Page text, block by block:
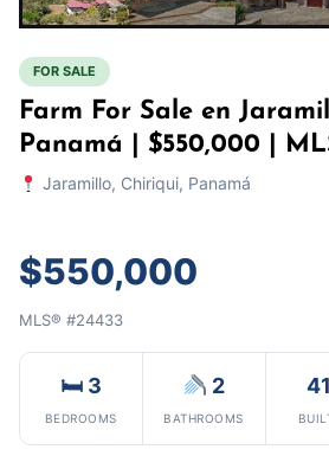
FOR SALE
Farm For Sale en
Panamá | $550,000 |
Jaramillo, Chiriqui, Panamá
$550,000
MLS® #24433
🛏 3
BEDROOMS
2
BATHROOMS